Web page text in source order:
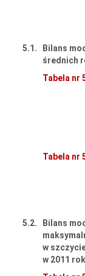
5.1.
Bilans
średnich
Tabela nr
Tabela nr
5.2.
Bilans
w
w 2011